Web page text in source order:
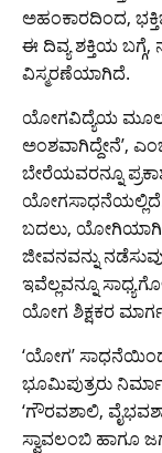
ಅಹಂಕಾರದಿಂದ,
ಈ ದಿವ್ಯ ಶಕ್ತಿಯ
ವಿಸ್ಮರಣೆಯಾಗಿದೆ.
ಯೋಗವಿದ್ಯೆಯ ಮೂಲಕ
ಅಂಶವಾಗಿದ್ದೇನೆ’,
ಬೇರೆಯವರನ್ನೂ
ಬದಲು, ಯೋಗಿಯಾಗಿ
ಜೀವನವನ್ನು
ಇವೆಲ್ಲವನ್ನೂ
ಯೋಗ ಶಿಕ್ಷಕರ
‘ಯೋಗ’
ಭೂಮಿಪುತ್ರರು
‘ಗೌರವಶಾಲಿ,
ಸ್ವಾವಲಂಬಿ ಹಾಗೂ